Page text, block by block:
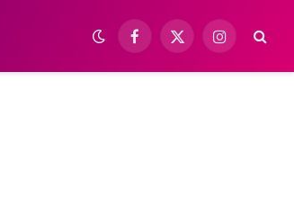
Facebook
X
Instagram